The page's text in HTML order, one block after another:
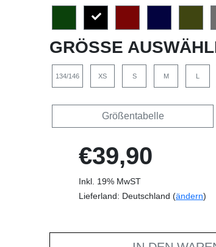
GRÖSSE
134/146 XS S M L
Größentabelle
€39,90
Inkl. 19% MwST
Lieferland: Deutschland (ändern)